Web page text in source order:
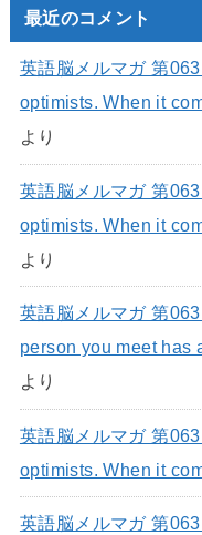
最近のコメント
英語脳メルマガ 第
optimists. When it
より
英語脳メルマガ 第
optimists. When it
より
英語脳メルマガ 第
person you meet has
より
英語脳メルマガ 第
optimists. When it
英語脳メルマガ 第